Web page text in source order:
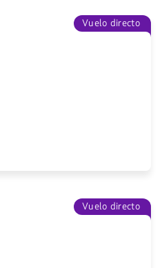
Vuelo directo
Vuelo directo